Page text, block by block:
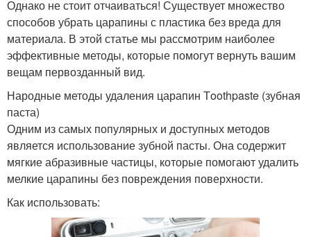
Однако не стоит отчаиваться! Существует множество
способов убрать царапины с пластика без вреда для
материала. В этой статье мы рассмотрим наиболее
эффективные методы, которые помогут вернуть вашим
вещам первозданный вид.
Народные методы удаления царапин Тoothpaste (зубная
паста)
Одним из самых популярных и доступных методов
является использование зубной пасты. Она содержит
мягкие абразивные частицы, которые помогают удалить
мелкие царапины без повреждения поверхности.
Как использовать: